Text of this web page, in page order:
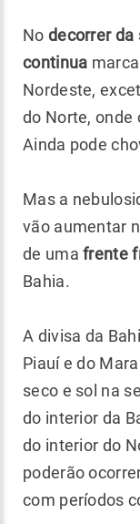
No decorrer da
continua
Nordeste,
do Norte, onde
Ainda pode
Mas a
vão aumentar
de umafrente
Bahia.
A divisa da
Piauí e do
seco e sol na
do interior da
do interior do
poderão
com períodos